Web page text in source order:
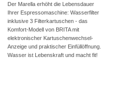
Der Marella erhöht die Lebensdauer
Ihrer Espressomaschine: Wasserfilter
inklusive 3 Filterkartuschen - das
Komfort-Modell von BRITA mit
elektronischer Kartuschenwechsel-
Anzeige und praktischer Einfüllöffnung.
Wasser ist Lebenskraft und macht fit!